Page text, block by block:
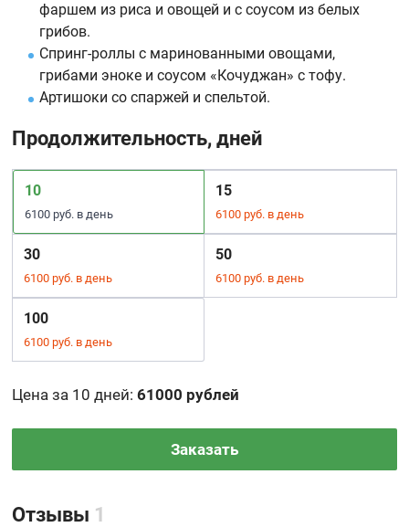
фаршем из риса и овощей и с соусом из белых
грибов.
Спринг-роллы с маринованными овощами,
грибами эноке и соусом «Кочуджан» с тофу.
Артишоки со спаржей и спельтой.
Продолжительность, дней
10
6100 руб. в день
15
6100 руб. в день
30
6100 руб. в день
50
6100 руб. в день
100
6100 руб. в день
Цена за 10 дней:61000 рублей
Заказать
Отзывы 1